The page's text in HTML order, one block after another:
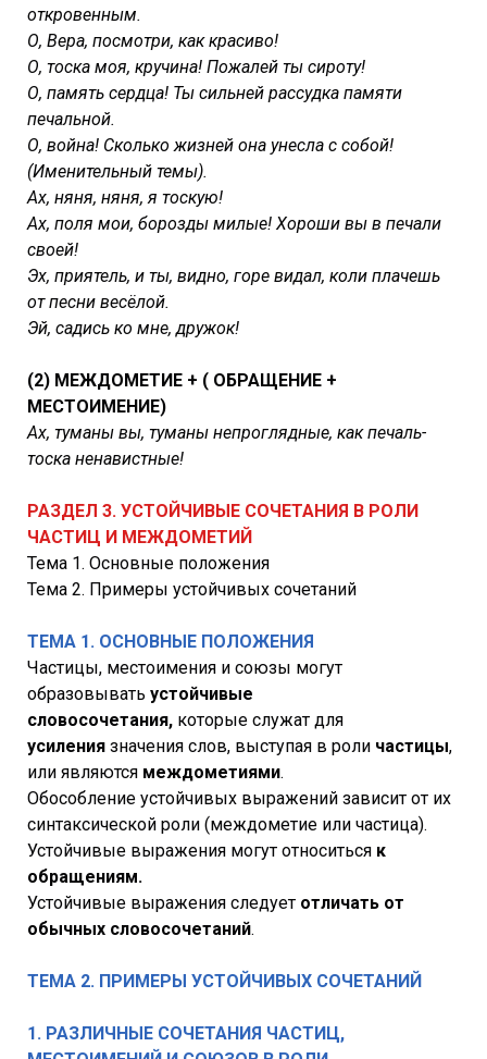
откровенным.
О, Вера, посмотри, как красиво!
О, тоска моя, кручина! Пожалей ты сироту!
О, память сердца! Ты сильней рассудка памяти
печальной.
О, война! Сколько жизней она унесла с собой!
(Именительный темы).
Ах, няня, няня, я тоскую!
Ах, поля мои, борозды милые! Хороши вы в печали
своей!
Эх, приятель, и ты, видно, горе видал, коли плачешь
от песни весёлой.
Эй, садись ко мне, дружок!
(2) МЕЖДОМЕТИЕ + ( ОБРАЩЕНИЕ +
МЕСТОИМЕНИЕ)
Ах, туманы вы, туманы непроглядные, как печаль-
тоска ненавистные!
РАЗДЕЛ 3. УСТОЙЧИВЫЕ СОЧЕТАНИЯ В РОЛИ
ЧАСТИЦ И МЕЖДОМЕТИЙ
Тема 1. Основные положения
Тема 2. Примеры устойчивых сочетаний
ТЕМА 1. ОСНОВНЫЕ ПОЛОЖЕНИЯ
Частицы, местоимения и союзы могут
образовывать устойчивые
словосочетания, которые служат для
усиления значения слов, выступая в роли частицы,
или являются междометиями.
Обособление устойчивых выражений зависит от их
синтаксической роли (междометие или частица).
Устойчивые выражения могут относиться к
обращениям.
Устойчивые выражения следует отличать от
обычных словосочетаний.
ТЕМА 2. ПРИМЕРЫ УСТОЙЧИВЫХ СОЧЕТАНИЙ
1. РАЗЛИЧНЫЕ СОЧЕТАНИЯ ЧАСТИЦ,